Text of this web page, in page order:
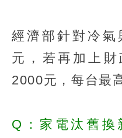
經濟部針對冷氣
元，若再加上
2000元，每台最
Q：家電汰舊換